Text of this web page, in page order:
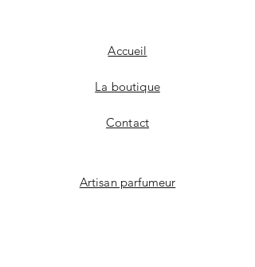
Accueil
La boutique
Contact
Artisan parfumeur